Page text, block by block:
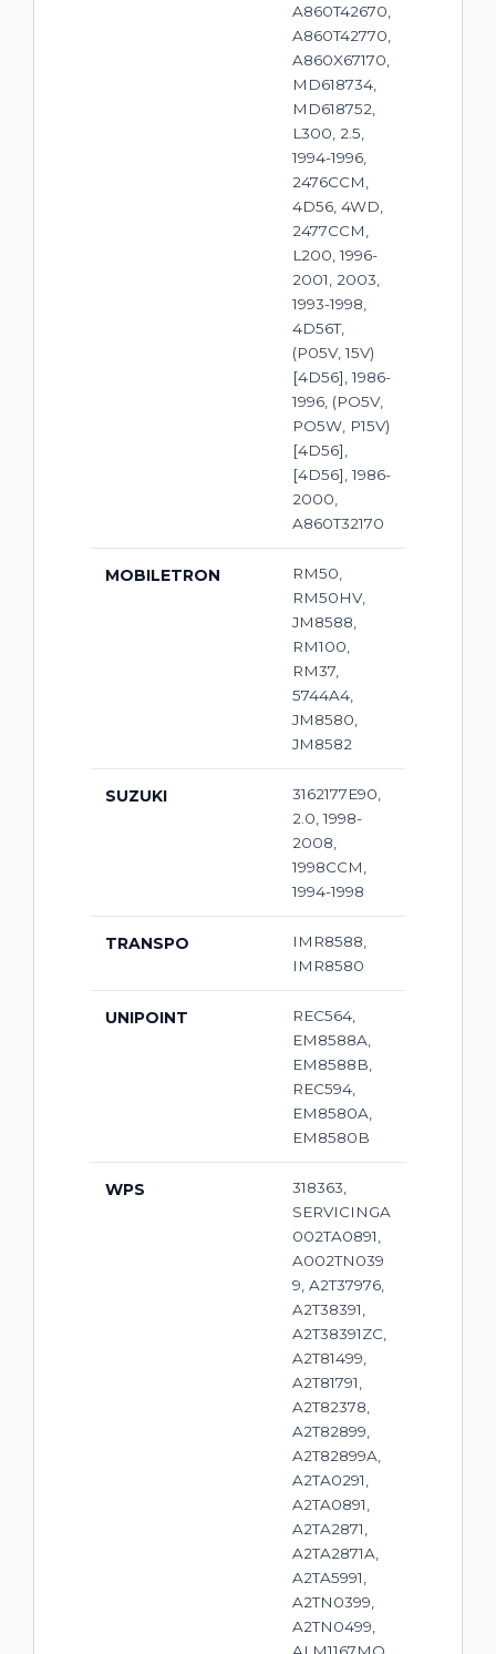
A860T42670,
A860T42770,
A860X67170,
MD618734,
MD618752,
L300, 2.5,
1994-1996,
2476CCM,
4D56, 4WD,
2477CCM,
L200, 1996-
2001, 2003,
1993-1998,
4D56T,
(P05V, 15V)
[4D56], 1986-
1996, (PO5V,
PO5W, P15V)
[4D56],
[4D56], 1986-
2000,
A860T32170
MOBILETRON
RM50,
RM50HV,
JM8588,
RM100,
RM37,
5744A4,
JM8580,
JM8582
SUZUKI
3162177E90,
2.0, 1998-
2008,
1998CCM,
1994-1998
TRANSPO
IMR8588,
IMR8580
UNIPOINT
REC564,
EM8588A,
EM8588B,
REC594,
EM8580A,
EM8580B
WPS
318363,
SERVICINGA
002TA0891,
A002TN039
9, A2T37976,
A2T38391,
A2T38391ZC,
A2T81499,
A2T81791,
A2T82378,
A2T82899,
A2T82899A,
A2TA0291,
A2TA0891,
A2TA2871,
A2TA2871A,
A2TA5991,
A2TN0399,
A2TN0499,